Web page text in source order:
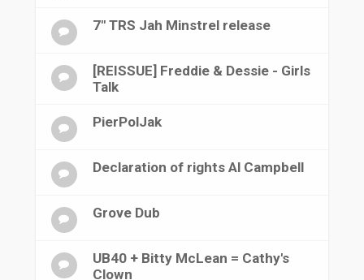
7" TRS Jah Minstrel release
[REISSUE] Freddie & Dessie - Girls
Talk
PierPolJak
Declaration of rights Al Campbell
Grove Dub
UB40 + Bitty McLean = Cathy's
Clown